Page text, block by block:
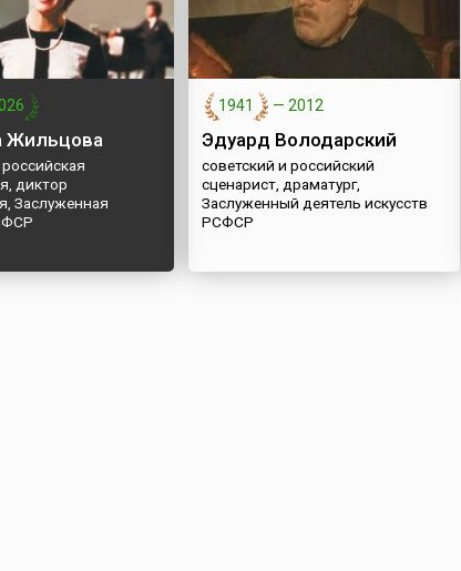
Жильцова
диктор
Заслуженная
1941 —2012
Эдуард Володарский
советский и российский
сценарист, драматург,
Заслуженный деятель искусств
РСФСР